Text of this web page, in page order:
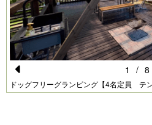
Pr
ドッグフリーグランピング【4名定員 テ
1 / 8